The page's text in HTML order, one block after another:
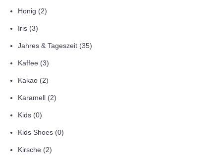
Honig (2)
Iris (3)
Jahres & Tageszeit (35)
Kaffee (3)
Kakao (2)
Karamell (2)
Kids (0)
Kids Shoes (0)
Kirsche (2)